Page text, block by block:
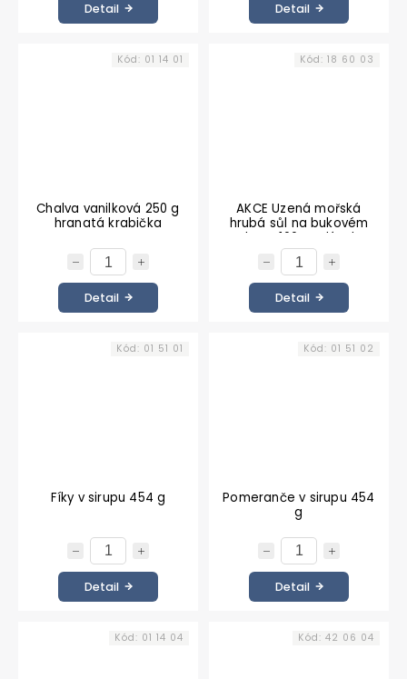
Detail Detail
Chalva vanilková 250 g
hranatá krabička
Detail
Kód: 01 14 01
AKCE Uzená mořská
hrubá sůl na bukovém
dřevě 100 g mlýnek
Detail
Kód: 18 60 03
Fíky v sirupu 454 g
Detail
Kód: 01 51 01
Pomeranče v sirupu 454
g
Detail
Kód: 01 51 02
Kód: 01 14 04 Kód: 42 06 04